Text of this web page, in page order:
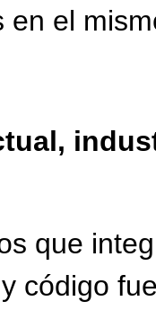
en el
que
código